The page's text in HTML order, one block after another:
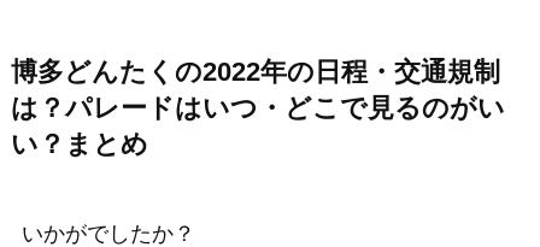
博多どんたくの2022年の日程・交通規制
は？パレードはいつ・どこで見るのがい
い？まとめ
いかがでしたか？